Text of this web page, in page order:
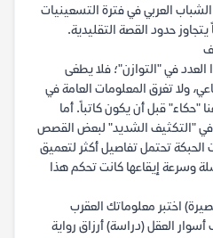
العربي في فترة التسعينيات
حدود القصة التقليدية.
في "التوازن"؛ فلا يطغى
ولا تغرق المعلومات العامة في
"حكاء" قبل أن يكون كاتباً. أما
في "التكثيف الشديد" لبعض القصص
الحبكة تحتمل تفاصيل أكثر لتعميق
وسرعة إيقاعها كانت تحكم هذا
اختبر معلوماتك العقرب
العقل (دراسة) أرزاق رواية